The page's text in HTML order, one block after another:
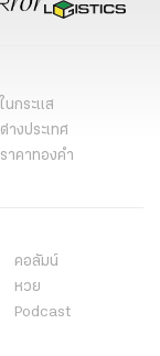
ในกระแส
ต่างประเทศ
ราคาทองคำ
คอลัมน์
หวย
Podcast